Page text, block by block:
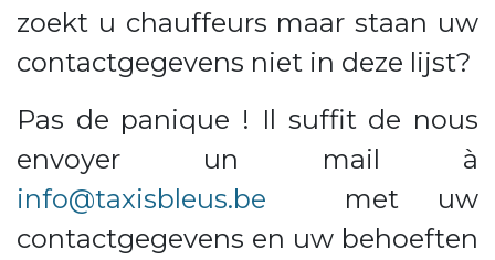
zoekt u chauffeurs maar staan ​uw
contactgegevens niet in deze lijst?​
Pas de panique ! Il suffit de nous
envoyer un mail à
info@taxisbleus.be
met uw
contactgegevens en uw behoeften